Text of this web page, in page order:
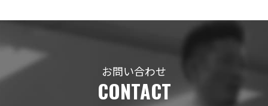
お問い合わせ
CONTACT